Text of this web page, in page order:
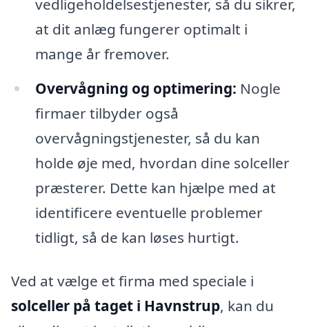
vedligeholdelsestjenester, så du sikrer,
at dit anlæg fungerer optimalt i
mange år fremover.
Overvågning og optimering: Nogle
firmaer tilbyder også
overvågningstjenester, så du kan
holde øje med, hvordan dine solceller
præsterer. Dette kan hjælpe med at
identificere eventuelle problemer
tidligt, så de kan løses hurtigt.
Ved at vælge et firma med speciale i
solceller på taget i Havnstrup, kan du